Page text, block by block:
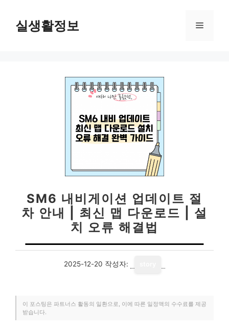
실생활정보 메
SM6 내비게이션 업데이트 절
차 안내 | 최신 맵 다운로드 | 설
치 오류 해결법
2025-12-20 작성자:
이 포스팅은 파트너스 활동의 일환으로, 이에 따른 일정액의 수수료를 제공
받습니다.